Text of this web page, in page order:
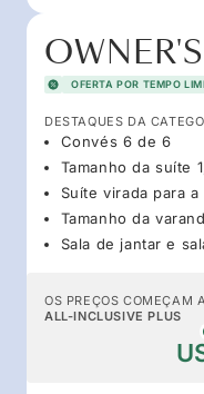
OFERTA POR TEMPO
DESTAQUES DA
Convés 6 de 6
Tamanho da suíte
Suíte virada para
Tamanho da
Sala de jantar e
OS PREÇOS COMEÇAM A
ALL-INCLUSIVE PLUS